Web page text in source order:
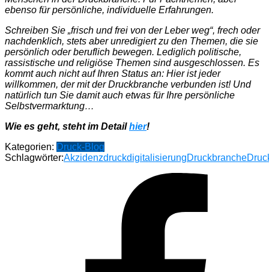
ebenso für persönliche, individuelle Erfahrungen.
Schreiben Sie „frisch und frei von der Leber weg“, frech oder
nachdenklich, stets aber unredigiert zu den Themen, die sie
persönlich oder beruflich bewegen. Lediglich politische,
rassistische und religiöse Themen sind ausgeschlossen. Es
kommt auch nicht auf Ihren Status an: Hier ist jeder
willkommen, der mit der Druckbranche verbunden ist! Und
natürlich tun Sie damit auch etwas für Ihre persönliche
Selbstvermarktung…
Wie es geht, steht im Detailhier!
Kategorien: Druck-Blog
Schlagwörter:AkzidenzdruckdigitalisierungDruckbranche